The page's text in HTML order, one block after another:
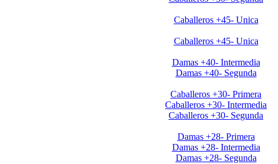
Caballeros +45- Unica
Caballeros +45- Unica
Damas +40- Intermedia
Damas +40- Segunda
Caballeros +30- Primera
Caballeros +30- Intermedia
Caballeros +30- Segunda
Damas +28- Primera
Damas +28- Intermedia
Damas +28- Segunda